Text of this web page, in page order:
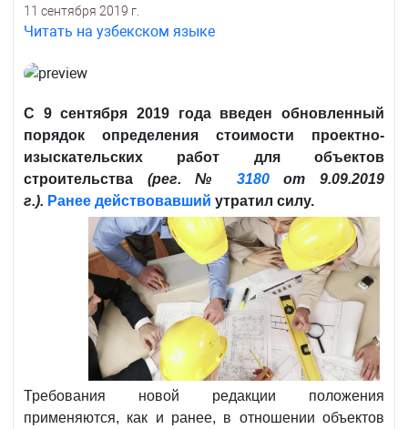
11 сентября 2019 г.
Читать на узбекском языке
С 9 сентября 2019 года введен обновленный
порядок определения стоимости проектно-
изыскательских работ для объектов
строительства (рег. № 3180от 9.09.2019
г.). Ранее действовавший утратил силу.
Требования новой редакции положения
применяются, как и ранее, в отношении объектов